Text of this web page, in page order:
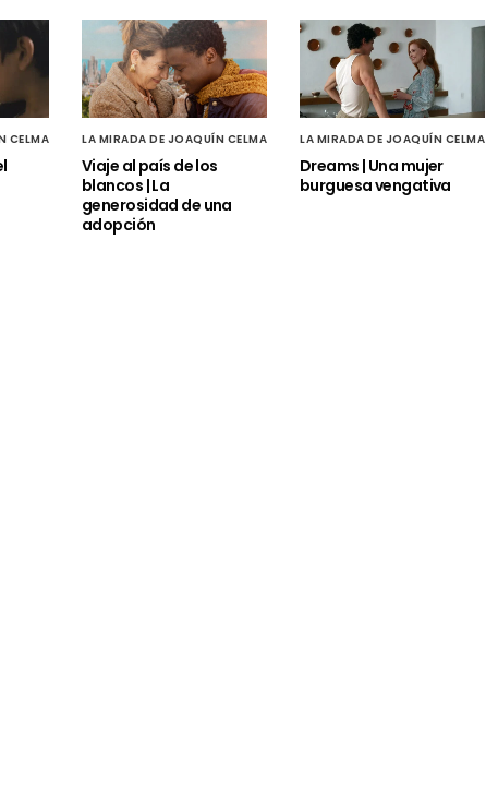
CELMA LA MIRADA DE JOAQUÍN CELMA
Viaje al país de los
blancos | La
generosidad de una
adopción
LA MIRADA DE JOAQUÍN CELMA
Dreams | Una mujer
burguesa vengativa